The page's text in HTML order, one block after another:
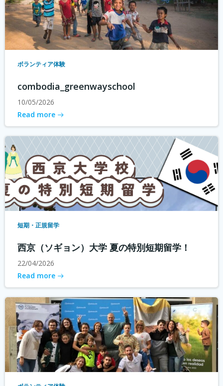
ボランティア体験
combodia_greenwayschool
10/05/2026
Read more
短期・正規留学
西京（ソギョン）大学 夏の特別短期留学！
22/04/2026
Read more